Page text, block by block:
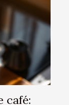
café: